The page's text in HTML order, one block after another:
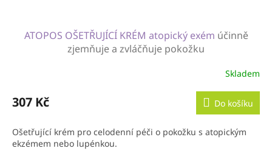
ATOPOS OŠETŘUJÍCÍ KRÉM atopický exém účinně
zjemňuje a zvláčňuje pokožku
Skladem
307 Kč Do košíku
Ošetřující krém pro celodenní péči o pokožku s atopickým
ekzémem nebo lupénkou.